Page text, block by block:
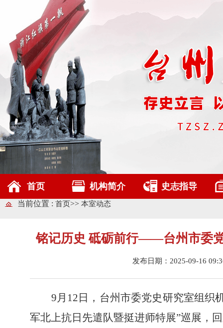
首页 机构简介 史志指导
当前位置 : 首页>> 本室动态
铭记历史 砥砺前行——台州市委
发布日期：2025-09-16
9月 12 日，台州市委党史研究室组
军北上抗日先遣队暨挺进师特展”巡展，